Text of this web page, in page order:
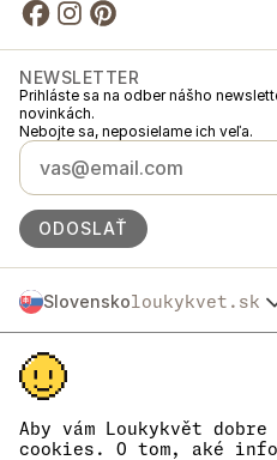
Aby vám Loukykvět
cookies. O tom, aké
NEWSLETTER
Prihláste sa na odber nášho
novinkách.
Nebojte sa, neposielame ich veľa.
ODOSLAŤ
Slovenskoloukykvet.sk
Česko
Polska
Österreich
Deutschland
France
België
Spoločnosť Loukykvět s.r.o. je
Mestského súdu v Prahe, oddiel C,
EKF00180493.
Pre vydávanie rastlinolekárskych